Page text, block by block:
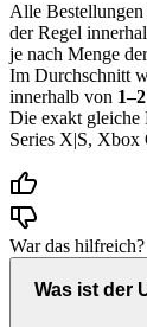
Alle
der Regel
je nach Menge
Im Durchschnitt
innerhalb von
Die exakt
Series X|S, Xbox
War das hilfreich?
Was ist der